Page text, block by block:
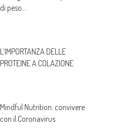
di peso…
L’IMPORTANZA DELLE
PROTEINE A COLAZIONE
Mindful Nutrition: convivere
con il Coronavirus